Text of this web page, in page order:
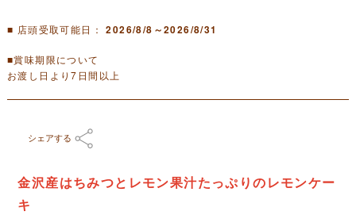
■ 店頭受取可能日：2026/8/8～2026/8/31
■賞味期限について
お渡し日より7日間以上
シェアする
金沢産はちみつとレモン果汁たっぷりのレモンケー
キ